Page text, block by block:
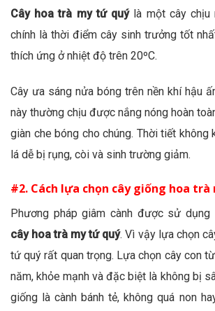
Cây hoa trà my tứ quý là một cây
chính là thời điểm cây sinh trưởng tốt
thích ứng ở nhiệt độ trên 20ºC.
Cây ưa sáng nửa bóng trên nền khí hậu
này thường chịu được nắng nóng hoàn
giàn che bóng cho chúng. Thời tiết không
lá dễ bị rụng, còi và sinh trường giảm.
#2. Cách lựa chọn cây giống hoa
Phương pháp giâm cành được sử dụng
cây hoa trà my tứ quý. Vì vậy lựa chọn
tứ quý rất quan trọng. Lựa chọn cây con
năm, khỏe mạnh và đặc biệt là không bị
giống là cành bánh tẻ, không quá non